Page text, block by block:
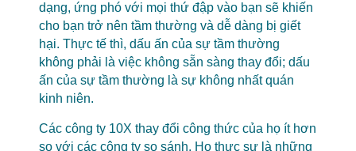
dạng, ứng phó với mọi thứ đập vào bạn sẽ khiến
cho bạn trở nên tầm thường và dễ dàng bị giết
hại. Thực tế thì, dấu ấn của sự tầm thường
không phải là việc không sẵn sàng thay đổi; dấu
ấn của sự tầm thường là sự không nhất quán
kinh niên.
Các công ty 10X thay đổi công thức của họ ít hơn
so với các công ty so sánh. Họ thực sự là những